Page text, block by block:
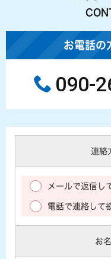
お電話の
090-
連絡
メールで返信し
電話で連絡して
お